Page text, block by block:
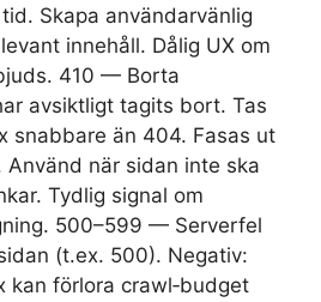
Skapa användarvänlig
innehåll. Dålig UX om
410 — Borta
avsiktligt tagits bort. Tas
snabbare än 404. Fasas ut
när sidan inte ska
Tydlig signal om
500–599 — Serverfel
(t.ex. 500). Negativ:
kan förlora crawl‑budget